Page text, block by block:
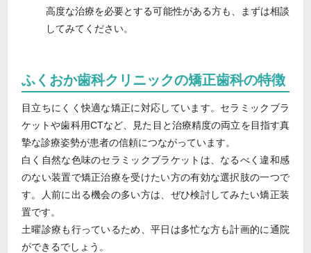
高度な治療を必要とする可能性がある方も、まずは相談
してみてください。
ふくおか歯科クリニックの矯正歯科の特徴
目立ちにくく快適な矯正に対応しています。セラミックブラ
ケットや歯科用CTなど、見た目と治療精度の両立を目指す真
摯な診療姿勢が患者の信頼につながっています。
白く自然な色味のセラミックブラケットは、なるべく違和感
のない装置で矯正治療を受けたい方の有効な選択肢の一つで
す。人前に出る機会の多い方は、ぜひ検討してみたい矯正装
置です。
土曜診療も行っているため、平日は多忙な方も計画的に通院
ができるでしょう。